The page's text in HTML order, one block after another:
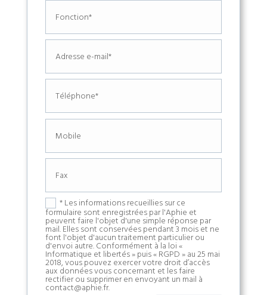
* Les informations recueillies sur ce
formulaire sont enregistrées par l'Aphie et
peuvent faire l'objet d'une simple réponse par
mail. Elles sont conservées pendant 3 mois et ne
font l'objet d'aucun traitement particulier ou
d'envoi autre. Conformément à la loi «
Informatique et libertés » puis « RGPD » au 25 mai
2018, vous pouvez exercer votre droit d’accès
aux données vous concernant et les faire
rectifier ou supprimer en envoyant un mail à
contact@aphie.fr.